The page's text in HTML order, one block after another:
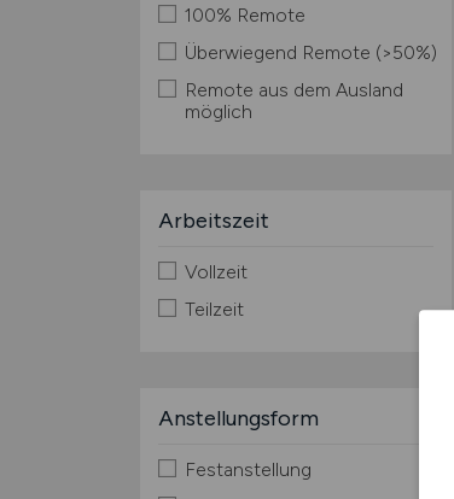
100% Remote
Überwiegend Remote (>50%)
Remote aus dem Ausland
möglich
Arbeitszeit
Vollzeit
Teilzeit
Anstellungsform
Festanstellung